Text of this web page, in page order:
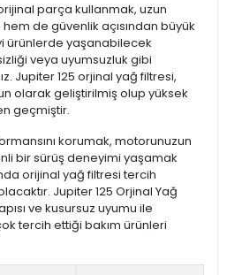
parça kullanmak, uzun
de güvenlik açısından büyük
ürünlerde yaşanabilecek
veya uyumsuzluk gibi
Jupiter 125 orjinal yağ filtresi,
olarak geliştirilmiş olup yüksek
geçmiştir.
korumak, motorunuzun
bir sürüş deneyimi yaşamak
orijinal yağ filtresi tercih
Jupiter 125 Orjinal Yağ
ve kusursuz uyumu ile
tercih ettiği bakım ürünleri